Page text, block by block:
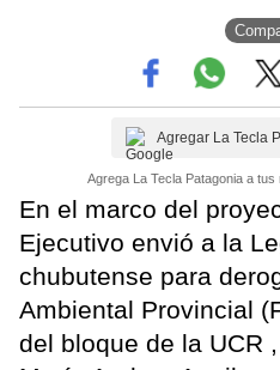
Agregar La Tecla
Agrega La Tecla Patagonia a
En el marco del
Ejecutivo envió a la
chubutense para
Ambiental Provincial
del bloque de la UCR